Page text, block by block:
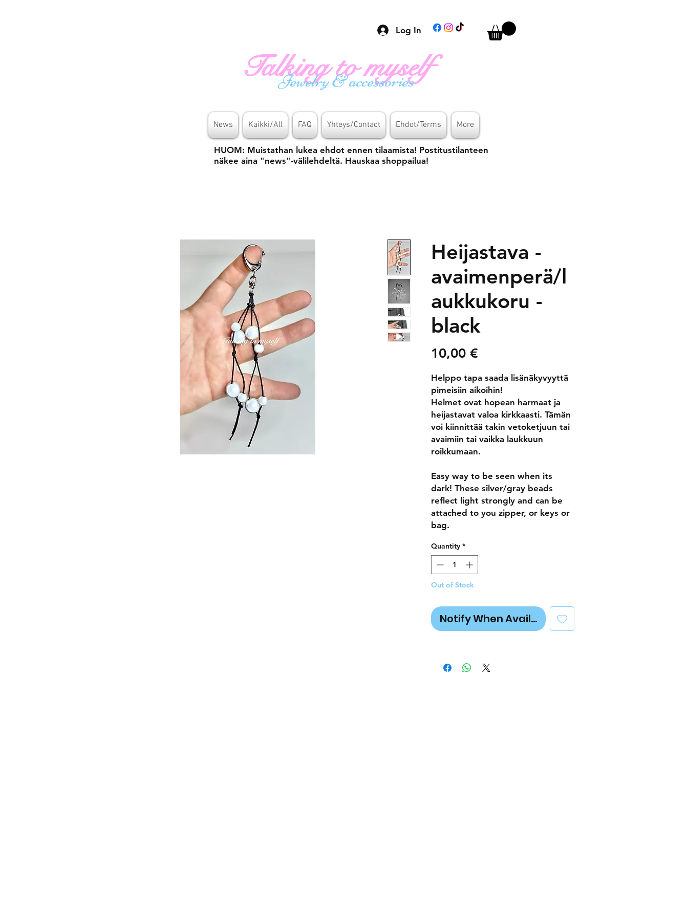
Log In
Talking to myself
Jewelry & accessories
News Kaikki/All FAQ Yhteys/Contact Ehdot/Terms More
HUOM: Muistathan lukea ehdot ennen tilaamista! Postitustilanteen
näkee aina "news"-välilehdeltä. Hauskaa shoppailua!
Heijastava -
avaimenperä/l
aukkukoru -
black
10,00 €
Helppo tapa saada lisänäkyvyyttä
pimeisiin aikoihin!
Helmet ovat hopean harmaat ja
heijastavat valoa kirkkaasti. Tämän
voi kiinnittää takin vetoketjuun tai
avaimiin tai vaikka laukkuun
roikkumaan.
Easy way to be seen when its
dark! These silver/gray beads
reflect light strongly and can be
attached to you zipper, or keys or
bag.
Quantity *
Out of Stock
Notify When Available